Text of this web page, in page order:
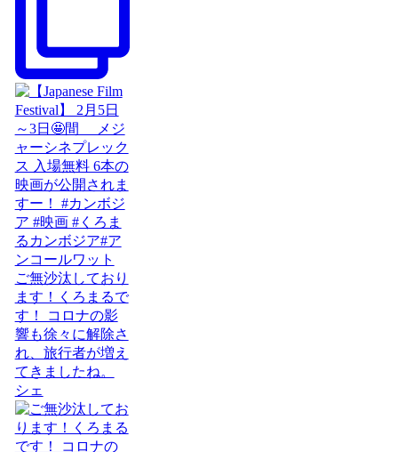
ご無沙汰しており
ます！くろまるで
す！ コロナの影
響も徐々に解除さ
れ、旅行者が増え
てきましたね。
シェ